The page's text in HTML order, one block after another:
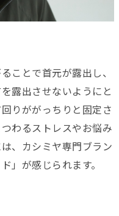
ことで首元が露出し、
露出させないようにと
りががっちりと固定さ
わるストレスやお悩み
、カシミヤ専門ブラン
」が感じられます。